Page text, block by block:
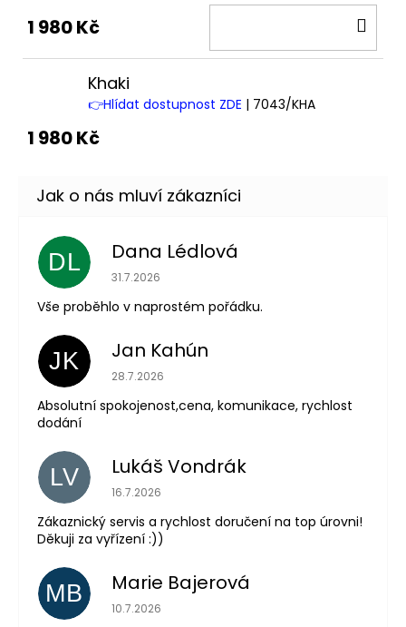
1 980 Kč
Khaki
👉Hlídat dostupnost ZDE | 7043/KHA
1 980 Kč
DL Dana Lédlová
Hodnocení obchodu je 5 z 5 hvězdiček.
31.7.2026
Vše proběhlo v naprostém pořádku.
JK Jan Kahún
Hodnocení obchodu je 5 z 5 hvězdiček.
28.7.2026
Absolutní spokojenost,cena, komunikace, rychlost
dodání
LV Lukáš Vondrák
Hodnocení obchodu je 5 z 5 hvězdiček.
16.7.2026
Zákaznický servis a rychlost doručení na top úrovni!
Děkuji za vyřízení :))
MB Marie Bajerová
Hodnocení obchodu je 5 z 5 hvězdiček.
10.7.2026